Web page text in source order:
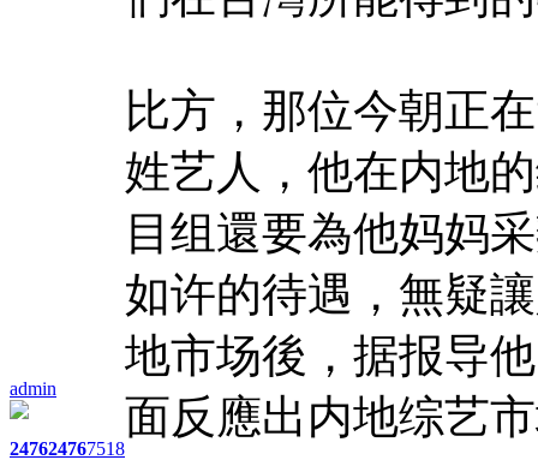
admin
247624767518
比方，那位今朝正
姓艺人，他在内地
目组還要為他妈妈
如许的待遇，無疑
地市场後，据报导
面反應出内地综艺